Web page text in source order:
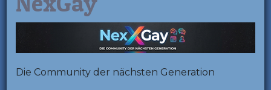
Die Community der nächsten Generation